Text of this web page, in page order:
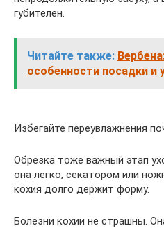
губителен.
Читайте также:
особенности посадки и
Избегайте переувлажнения
Обрезка тоже важный этап
она легко, секатором или
кохия долго держит форму.
Болезни кохии не страшны.